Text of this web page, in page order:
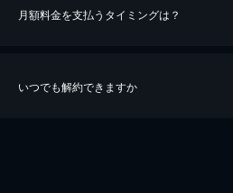
※40％ポイント還元の対象は、クレジットカード決
月額料金を支払うタイミングは？
いつでも解約できますか